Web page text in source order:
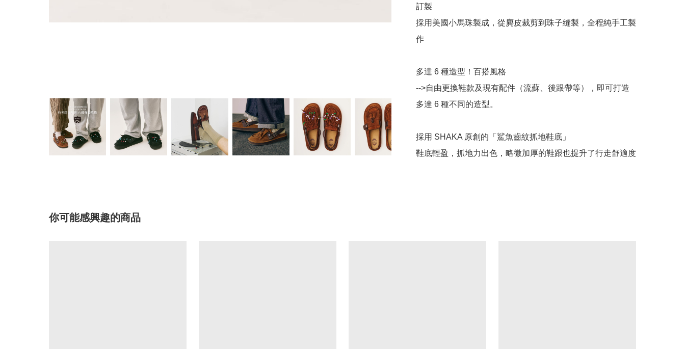
訂製
採用美國小馬珠製成，從麂皮裁剪到珠子縫製，全程純手工製
作
多達 6 種造型！百搭風格
-->自由更換鞋款及現有配件（流蘇、後跟帶等），即可打造
多達 6 種不同的造型。
採用 SHAKA 原創的「鯊魚齒紋抓地鞋底」
鞋底輕盈，抓地力出色，略微加厚的鞋跟也提升了行走舒適度
你可能感興趣的商品